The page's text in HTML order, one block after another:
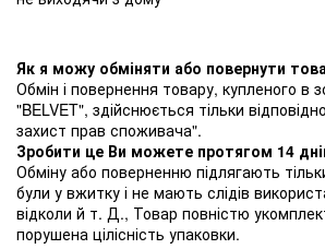
Як я можу обміняти або повернути
Обмін і повернення товару, купленого в
"BELVET", здійснюється тільки
захист прав споживача".
Зробити це Ви можете протягом 14
Обміну або поверненню підлягають
були у вжитку і не мають слідів
відколи й т. Д., Товар повністю
порушена цілісність упаковки.